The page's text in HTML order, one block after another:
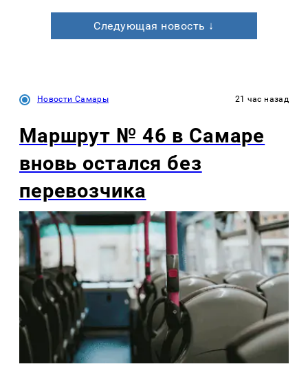
Следующая новость ↓
Новости Самары 21 час назад
Маршрут № 46 в Самаре
вновь остался без
перевозчика